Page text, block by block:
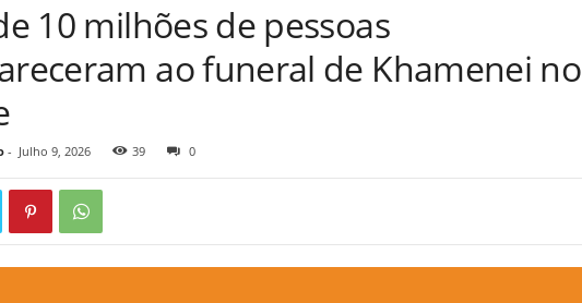
10 milhões de pessoas
ao funeral de Khamenei no
- Julho 9, 2026 39 0